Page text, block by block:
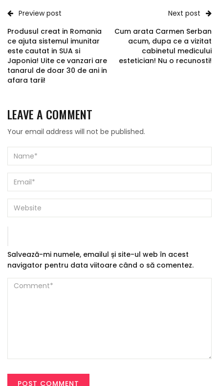
Preview post
Produsul creat in Romania
ce ajuta sistemul imunitar
este cautat in SUA si
Japonia! Uite ce vanzari are
tanarul de doar 30 de ani in
afara tarii!
Next post
Cum arata Carmen Serban
acum, dupa ce a vizitat
cabinetul medicului
estetician! Nu o recunosti!
LEAVE A COMMENT
Your email address will not be published.
Salvează-mi numele, emailul și site-ul web în acest
navigator pentru data viitoare când o să comentez.